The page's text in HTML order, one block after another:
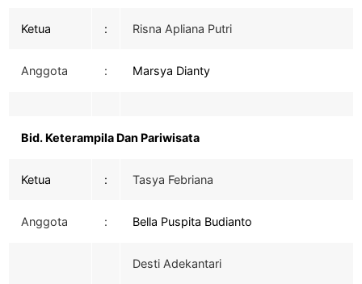
Ketua : Risna Apliana Putri
Anggota : Marsya Dianty
Bid. Keterampila Dan Pariwisata
Ketua : Tasya Febriana
Anggota : Bella Puspita Budianto
Desti Adekantari